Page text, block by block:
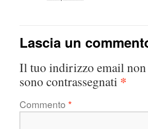
Lascia un
Il tuo indirizzo email non
sono contrassegnati *
Commento *